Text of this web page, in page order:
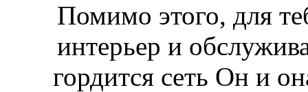
Помимо этого, для
интерьер и
гордится сеть Он и